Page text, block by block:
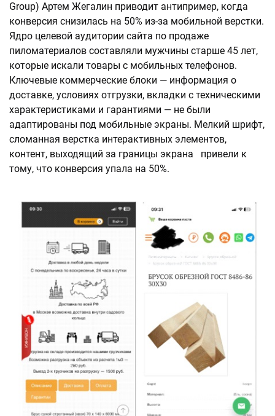
Group) Артем Жегалин приводит антипример, когда
конверсия снизилась на 50% из-за мобильной верстки.
Ядро целевой аудитории сайта по продаже
пиломатериалов составляли мужчины старше 45 лет,
которые искали товары с мобильных телефонов.
Ключевые коммерческие блоки — информация о
доставке, условиях отгрузки, вкладки с техническими
характеристиками и гарантиями — не были
адаптированы под мобильные экраны. Мелкий шрифт,
сломанная верстка интерактивных элементов,
контент, выходящий за границы экрана привели к
тому, что конверсия упала на 50%.